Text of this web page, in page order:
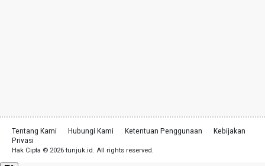
Tentang Kami Hubungi Kami Ketentuan Penggunaan
Kebijakan
Privasi
Hak Cipta © 2026 tunjuk.id. All rights reserved.